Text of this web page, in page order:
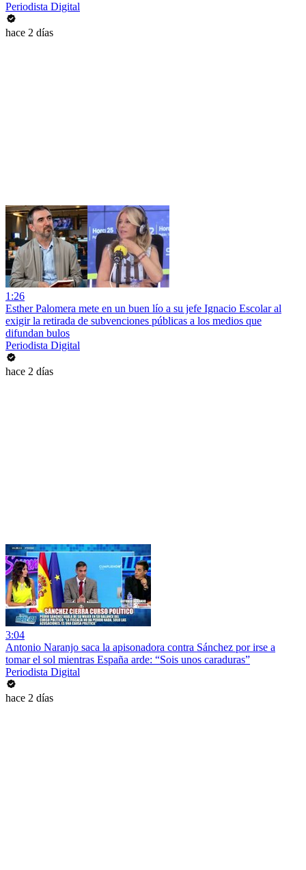
Periodista Digital
hace 2 días
1:26
Esther Palomera mete en un buen lío a su jefe Ignacio Escolar al
exigir la retirada de subvenciones públicas a los medios que
difundan bulos
Periodista Digital
hace 2 días
3:04
Antonio Naranjo saca la apisonadora contra Sánchez por irse a
tomar el sol mientras España arde: “Sois unos caraduras”
Periodista Digital
hace 2 días